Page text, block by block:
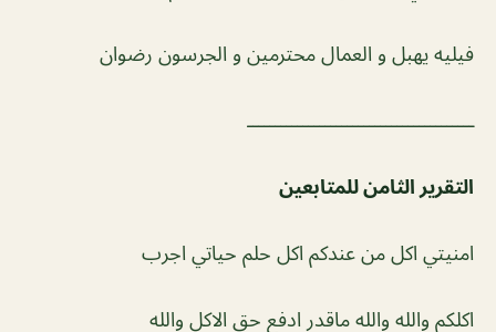
فيليه يهبل و العمال محترمين و الجرسون رضوان
ـــــــــــــــــــــــــــــــــــــــــ
التقرير الثامن للمتابعين
امنيتي اكل من عندكم اكل حلم حياتي اجرب
اكلكم والله والله ماقدر ادفع حق الاكل والله